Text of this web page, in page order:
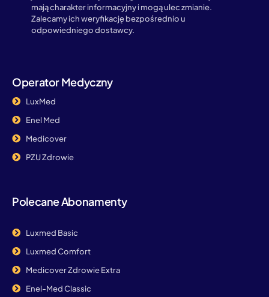
mają charakter informacyjny i mogą ulec zmianie.
Zalecamy ich weryfikację bezpośrednio u
odpowiedniego dostawcy.
Operator Medyczny
LuxMed
Enel Med
Medicover
PZU Zdrowie
Polecane Abonamenty
Luxmed Basic
Luxmed Comfort
Medicover Zdrowie Extra
Enel-Med Classic